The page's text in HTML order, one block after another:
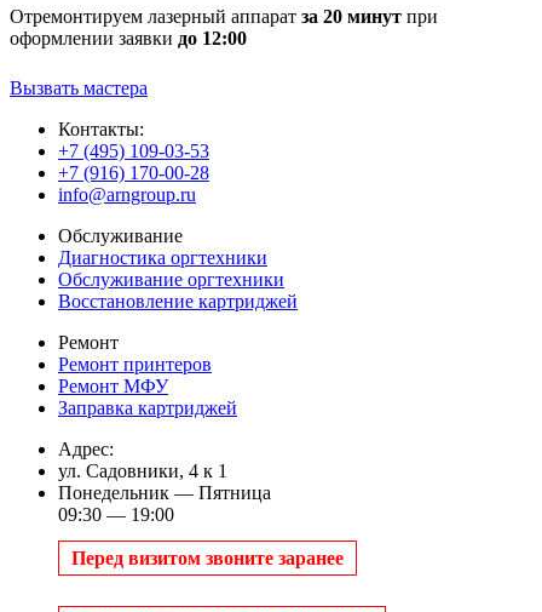
Отремонтируем лазерный аппарат за 20 минут при
оформлении заявки до 12:00
Вызвать мастера
Контакты:
+7 (495) 109-03-53
+7 (916) 170-00-28
info@arngroup.ru
Обслуживание
Диагностика оргтехники
Обслуживание оргтехники
Восстановление картриджей
Ремонт
Ремонт принтеров
Ремонт МФУ
Заправка картриджей
Адрес:
ул. Садовники, 4 к 1
Понедельник — Пятница
09:30 — 19:00
Перед визитом звоните заранее